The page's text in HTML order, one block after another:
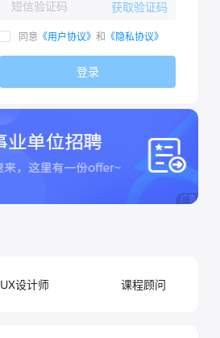
获取验证码
同意 《用户协议》 和 《隐私协议》
登录
UX设计师 课程顾问